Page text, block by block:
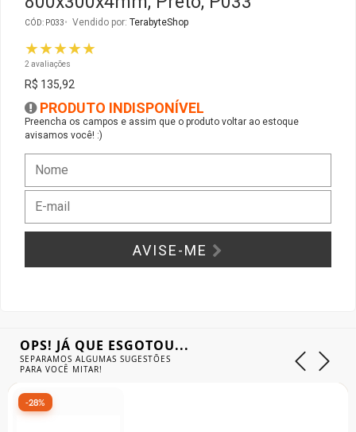
CÓD: P033 Vendido por: TerabyteShop
★★★★★
2 avaliações
R$ 135,92
PRODUTO INDISPONÍVEL
Preencha os campos e assim que o produto voltar ao estoque
avisamos você! :)
AVISE-ME
OPS! JÁ QUE ESGOTOU...
SEPARAMOS ALGUMAS SUGESTÕES
PARA VOCÊ MITAR!
-28%
Ver Todos
Fontes Diversas
Ver Todos